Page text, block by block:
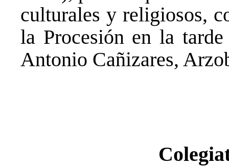
culturales y religiosos,
la Procesión en la
Antonio Cañizares,